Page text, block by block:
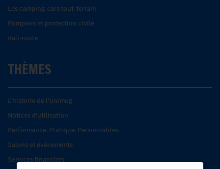
Les camping-cars tout-terrain
Pompiers et protection civile
Rail-route
THÈMES
L’histoire de l’Unimog
Notices d'utilisation
Performance. Pratique. Personnalités.
Salons et événements
Services financiers